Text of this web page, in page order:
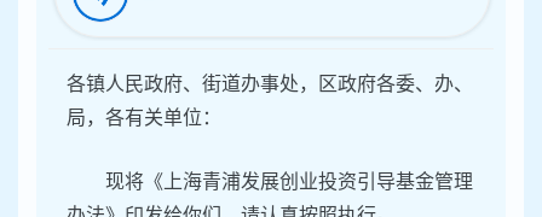
各镇人民政府、街道办事处，区政府各委、办、
局，各有关单位：
现将《上海青浦发展创业投资引导基金管理